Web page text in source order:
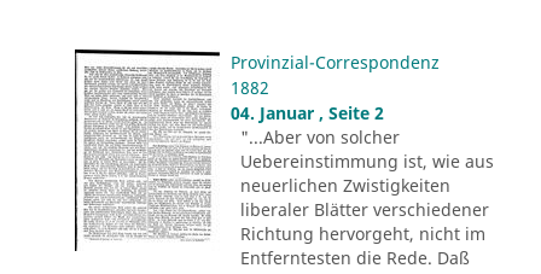
Provinzial-Correspondenz
1882
04. Januar , Seite 2
"...Aber von solcher
Uebereinstimmung ist, wie aus
neuerlichen Zwistigkeiten
liberaler Blätter verschiedener
Richtung hervorgeht, nicht im
Entferntesten die Rede. Daß